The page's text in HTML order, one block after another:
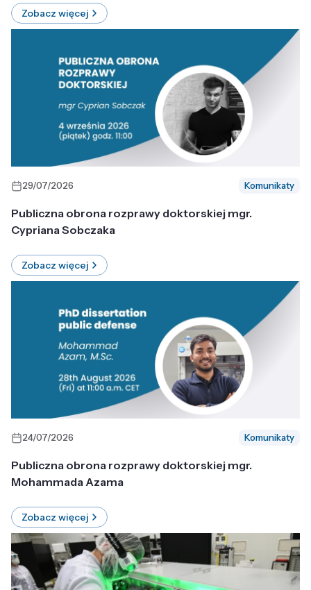
Zobacz więcej
29/07/2026 Komunikaty
Publiczna obrona rozprawy doktorskiej mgr.
Cypriana Sobczaka
Zobacz więcej
24/07/2026 Komunikaty
Publiczna obrona rozprawy doktorskiej mgr.
Mohammada Azama
Zobacz więcej